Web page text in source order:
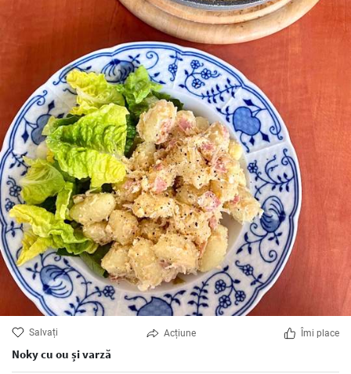
Salvați Acțiune Îmi place
Noky cu ou și varză